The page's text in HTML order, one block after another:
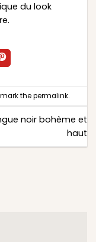
du look
thepermalink.
noir bohème et
haut